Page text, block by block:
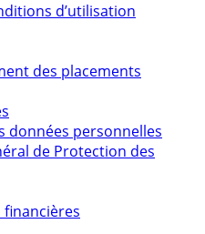
d’utilisation
des placements
données personnelles
de Protection des
financières